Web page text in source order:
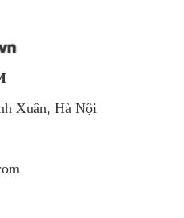
Xuân, Hà Nội